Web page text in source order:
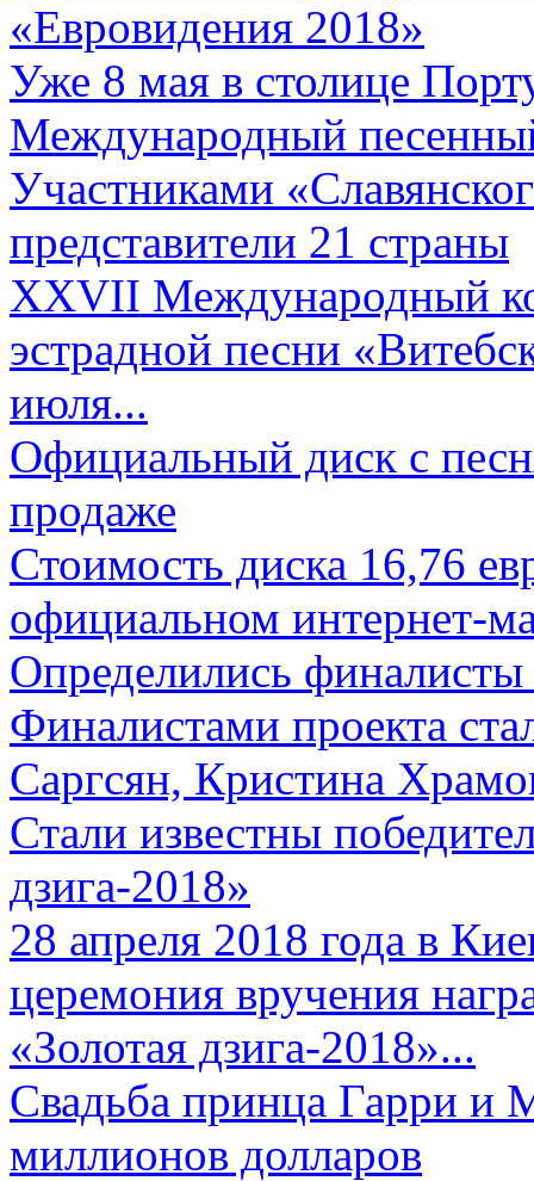
«Евровидения 2018»
Уже 8 мая в столице
Международный
Участниками
представители 21 страны
XXVII Международный
эстрадной песни
июля...
Официальный диск с
продаже
Стоимость диска 16,76
официальном интернет-
Определились
Финалистами проекта
Саргсян, Кристина
Стали известны
дзига-2018»
28 апреля 2018 года в
церемония вручения
«Золотая дзига-2018»...
Свадьба принца Гарри и
миллионов долларов